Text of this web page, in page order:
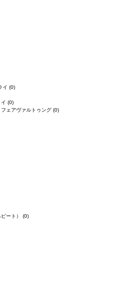
イ (0)
(0)
ェアヴァルトゥング (0)
ート） (0)